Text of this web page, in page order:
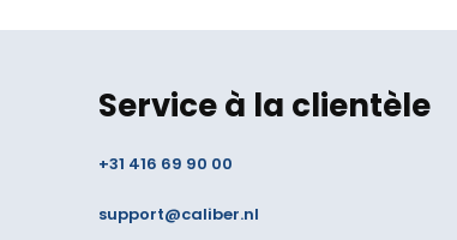
Service à la clientèle
+31 416 69 90 00
support@caliber.nl